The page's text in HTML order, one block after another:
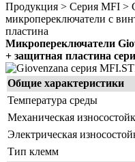
Продукция > Серия MFI >
микропереключатели с
пластина
Микропереключатели
+ защитная пластина
Общие характеристики
Температура среды
Механическая
Электрическая
Тип клемм